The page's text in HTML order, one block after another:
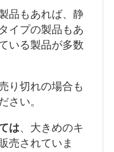
品もあれば、静
イプの製品もあ
いる製品が多数
り切れの場合も
さい。
は、大きめのキ
売されていま